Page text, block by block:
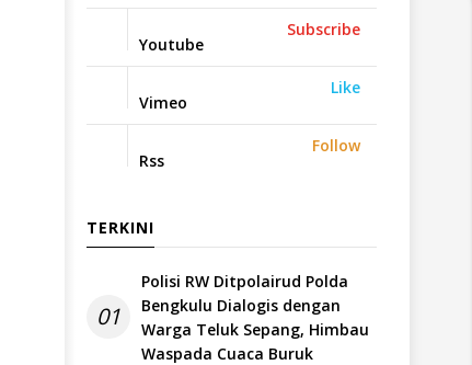
Youtube
Subscribe
Vimeo
Like
Rss
Follow
TERKINI
01
Polisi RW Ditpolairud Polda
Bengkulu Dialogis dengan
Warga Teluk Sepang, Himbau
Waspada Cuaca Buruk